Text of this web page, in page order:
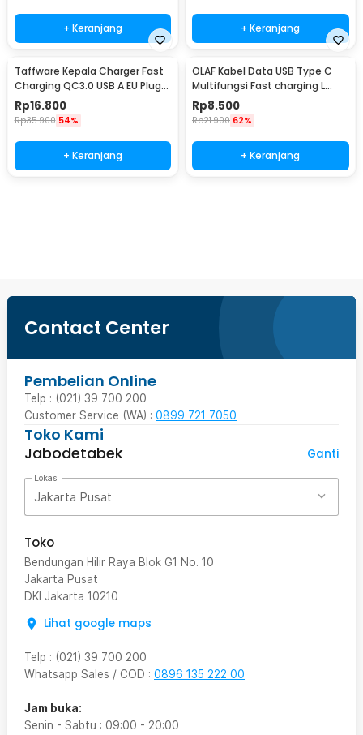
+ Keranjang + Keranjang
Taffware Kepala Charger Fast
Charging QC3.0 USB A EU Plug
3A 18W - TE-007
Rp16.800
Rp35.900 54%
+ Keranjang
OLAF Kabel Data USB Type C
Multifungsi Fast charging L
Shape 5A 1M - OL01
Rp8.500
Rp21.900 62%
+ Keranjang
Contact Center
Pembelian Online
Telp : (021) 39 700 200
Customer Service (WA) : 0899 721 7050
Toko Kami
Jabodetabek
Ganti
Lokasi
Jakarta Pusat
Toko
Bendungan Hilir Raya Blok G1 No. 10
Jakarta Pusat
DKI Jakarta 10210
Lihat google maps
Telp : (021) 39 700 200
Whatsapp Sales / COD : 0896 135 222 00
Jam buka:
Senin - Sabtu : 09:00 - 20:00